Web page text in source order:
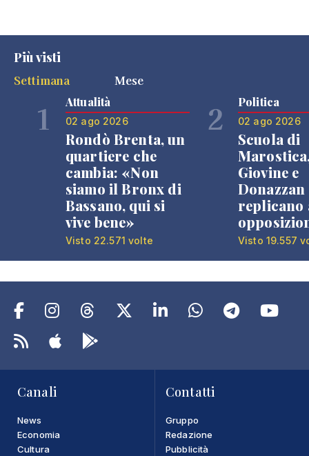
Più visti
Settimana
Mese
1 Attualità
02 ago 2026
Rondò Brenta, un
quartiere che
cambia: «Non
siamo il Bronx di
Bassano, qui si
vive bene»
Visto 22.571 volte
2 Politica
02 ago 2026
Scuola di
Giovine e
Donazzan
replicano
Visto 19.557
Canali
News
Economia
Cultura
Contatti
Gruppo
Redazione
Pubblicità